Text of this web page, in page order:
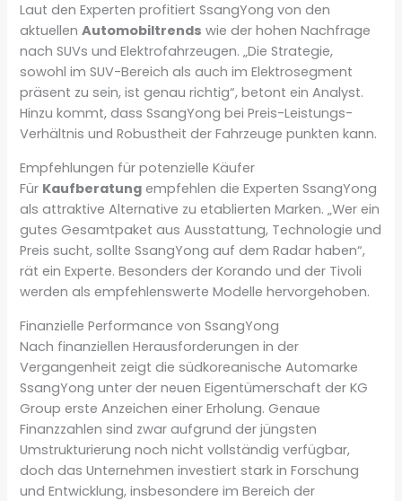
Laut den Experten profitiert SsangYong von den
aktuellenAutomobiltrends wie der hohen Nachfrage
nach SUVs und Elektrofahrzeugen. „Die Strategie,
sowohl im SUV-Bereich als auch im Elektrosegment
präsent zu sein, ist genau richtig“, betont ein Analyst.
Hinzu kommt, dass SsangYong bei Preis-Leistungs-
Verhältnis und Robustheit der Fahrzeuge punkten kann.
Empfehlungen für potenzielle Käufer
Für Kaufberatung empfehlen die Experten SsangYong
als attraktive Alternative zu etablierten Marken. „Wer ein
gutes Gesamtpaket aus Ausstattung, Technologie und
Preis sucht, sollte SsangYong auf dem Radar haben“,
rät ein Experte. Besonders der Korando und der Tivoli
werden als empfehlenswerte Modelle hervorgehoben.
Finanzielle Performance von SsangYong
Nach finanziellen Herausforderungen in der
Vergangenheit zeigt die südkoreanische Automarke
SsangYong unter der neuen Eigentümerschaft der KG
Group erste Anzeichen einer Erholung. Genaue
Finanzzahlen sind zwar aufgrund der jüngsten
Umstrukturierung noch nicht vollständig verfügbar,
doch das Unternehmen investiert stark in Forschung
und Entwicklung, insbesondere im Bereich der